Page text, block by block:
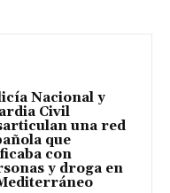
Nacional y
Civil
una red
que
con
y droga en